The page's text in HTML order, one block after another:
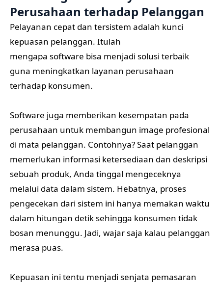
Perusahaan terhadap Pelanggan
Pelayanan cepat dan tersistem adalah kunci
kepuasan pelanggan. Itulah
mengapa software bisa menjadi solusi terbaik
guna meningkatkan layanan perusahaan
terhadap konsumen.
Software juga memberikan kesempatan pada
perusahaan untuk membangun image profesional
di mata pelanggan. Contohnya? Saat pelanggan
memerlukan informasi ketersediaan dan deskripsi
sebuah produk, Anda tinggal mengeceknya
melalui data dalam sistem. Hebatnya, proses
pengecekan dari sistem ini hanya memakan waktu
dalam hitungan detik sehingga konsumen tidak
bosan menunggu. Jadi, wajar saja kalau pelanggan
merasa puas.
Kepuasan ini tentu menjadi senjata pemasaran